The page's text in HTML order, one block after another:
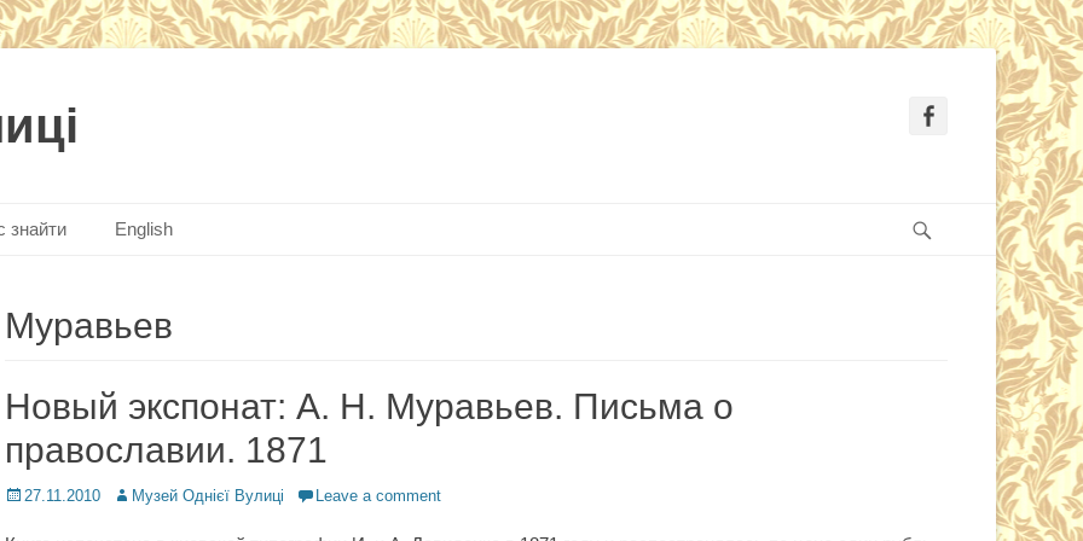
Facebook
знайти English
Search
Муравьев
Новый экспонат: А. Н. Муравьев. Письма о
православии. 1871
Posted
27.11.2010 Author
Музей Однієї Вулиці Leave a comment